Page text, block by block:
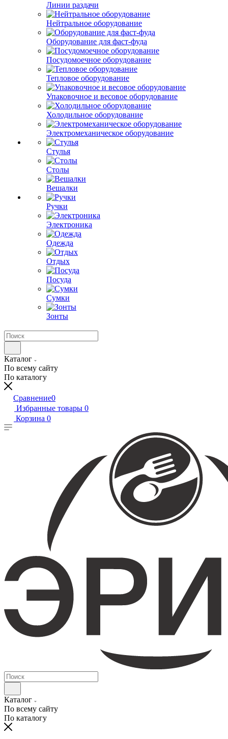
Линии раздачи
Нейтральное оборудование
Оборудование для фаст-фуда
Посудомоечное оборудование
Тепловое оборудование
Упаковочное и весовое оборудование
Холодильное оборудование
Электромеханическое оборудование
Стулья
Столы
Вешалки
Ручки
Электроника
Одежда
Отдых
Посуда
Сумки
Зонты
Каталог
По всему сайту
По каталогу
Сравнение0
Избранные товары 0
Корзина 0
Каталог
По всему сайту
По каталогу